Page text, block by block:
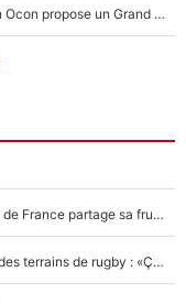
Comme pour le final du Tour de France, Esteban Ocon propose un Grand Prix de Formule 1 à Paris : «Autour de l’Arc de Triomphe, ce serait génial» !
Mis de côté par Fabien Galthié, un joueur du XV de France partage sa frustration : «ils ne me l’ont pas dit tout de suite»
La raison d'être de Matthieu Jalibert en dehors des terrains de rugby : «Ça m'atteint autant que si tu touches à un membre de ma famille»